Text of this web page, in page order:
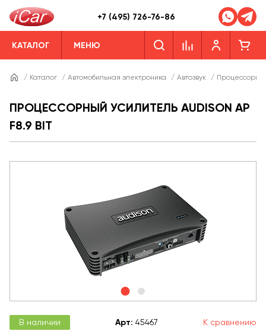
+7 (495) 726-76-86
КАТАЛОГ МЕНЮ
/ Каталог / Автомобильная электроника / Автозвук /
ПРОЦЕССОРНЫЙ УСИЛИТЕЛЬ AUDISON AP
F8.9 BIT
В наличии Арт: 45467 К сравнению